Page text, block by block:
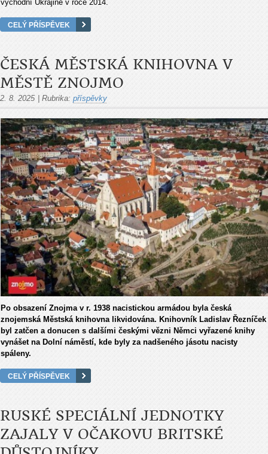
východní Ukrajině v roce 2014.
CELÝ PŘÍSPĚVEK
ČESKÁ MĚSTSKÁ KNIHOVNA V
MĚSTĚ ZNOJMO
2. 8. 2025 Rubrika: příspěvky
Po obsazení Znojma v r. 1938 nacistickou armádou byla česká
znojemská Městská knihovna likvidována. Knihovník Ladislav Řezníček
byl zatčen a donucen s dalšími českými vězni Němci vyřazené knihy
vynášet na Dolní náměstí, kde byly za nadšeného jásotu nacisty
spáleny.
CELÝ PŘÍSPĚVEK
RUSKÉ SPECIÁLNÍ JEDNOTKY
ZAJALY V OČAKOVU BRITSKÉ